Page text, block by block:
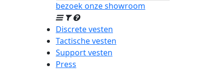
bezoek onze showroom
Discrete vesten
Tactische vesten
Support vesten
Press